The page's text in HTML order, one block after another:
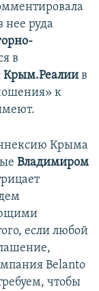
руда
в
Крым.Реалии в
к
Крыма
Владимиром
если любой
Belanto
чтобы